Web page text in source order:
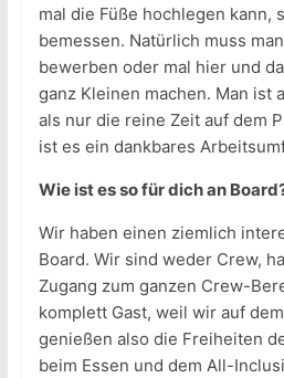
mal die Füße hochlegen kann,
bemessen. Natürlich muss
bewerben oder mal hier und
ganz Kleinen machen. Man ist
als nur die reine Zeit auf dem
ist es ein dankbares
Wie ist es so für dich an
Wir haben einen ziemlich
Board. Wir sind weder Crew,
Zugang zum ganzen Crew-
komplett Gast, weil wir auf
genießen also die Freiheiten
beim Essen und dem All-